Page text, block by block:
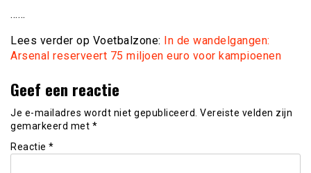
……
Lees verder op Voetbalzone:
In de wandelgangen:
Arsenal reserveert 75 miljoen euro voor kampioenen
Geef een reactie
Je e-mailadres wordt niet gepubliceerd. Vereiste velden zijn
gemarkeerd met *
Reactie *